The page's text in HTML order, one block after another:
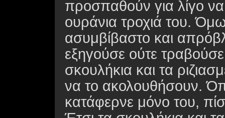
προσπαθούν για λίγο
ουράνια τροχιά του.
ασυμβίβαστο και
εξηγούσε ούτε
σκουλήκια και τα
να το ακολουθήσουν.
κατάφερνε μόνο του,